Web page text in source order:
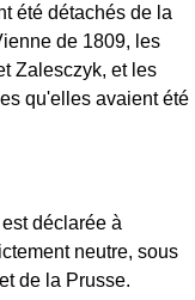
été détachés de la
de 1809, les
Zalesczyk, et les
qu'elles avaient été
déclarée à
neutre, sous
de la Prusse.